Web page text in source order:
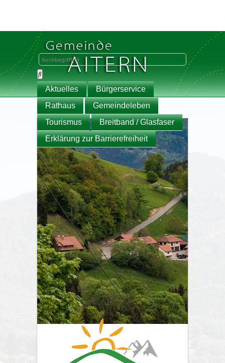
Aktuelles
Bürgerservice
Rathaus
Gemeindeleben
Tourismus
Breitband / Glasfaser
Erklärung zur Barrierefreiheit